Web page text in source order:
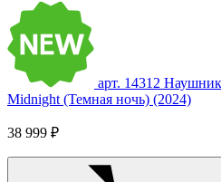
арт. 14312
Midnight (Темная ночь) (2024)
38 999 ₽